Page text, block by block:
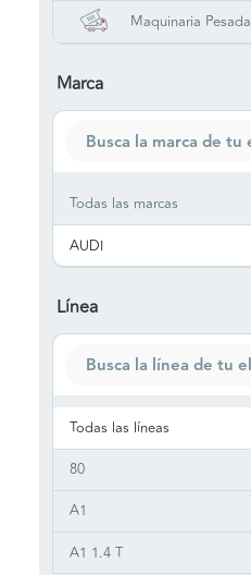
Maquinaria Pesada
Marca
Todas las marcas
AUDI
Línea
Todas las líneas
80
A1
A1 1.4 T